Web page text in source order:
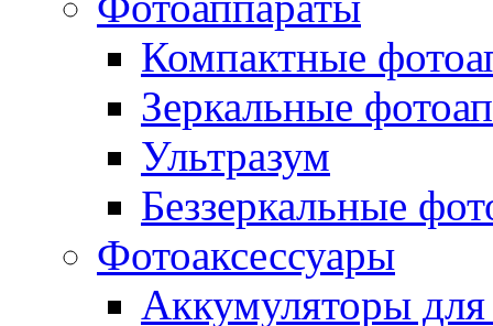
Компактные
Зеркальные
Ультразум
Беззеркальные
Фотоаксессуары
Аккумуляторы для